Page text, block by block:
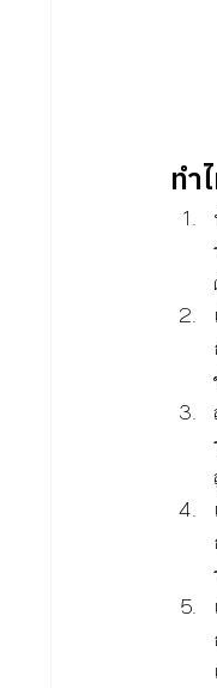
ทำ